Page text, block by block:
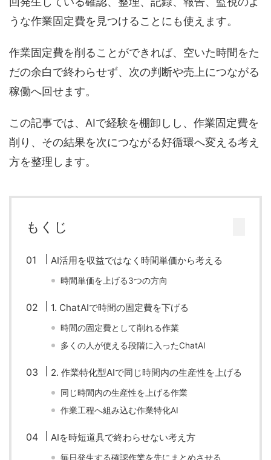
うな作業固定費を見つけることにも使えます。
作業固定費を削ることができれば、空いた時間をた
だの余白で終わらせず、次の判断や売上につながる
稼働へ回せます。
この記事では、AIで経験を棚卸しし、作業固定費を
削り、その結果を次につながる好循環へ変える考え
方を整理します。
もくじ
AI活用を収益ではなく時間単価から考える
時間単価を上げる3つの方向
1. ChatAIで時間の固定費を下げる
時間の固定費として削れる作業
多くの人が使える段階に入ったChatAI
2. 作業特化型AIで同じ時間内の生産性を上げる
同じ時間内の生産性を上げる作業
作業工程へ組み込む作業特化AI
AIを時短道具で終わらせない考え方
毎日発生する確認作業を先にまとめさせる